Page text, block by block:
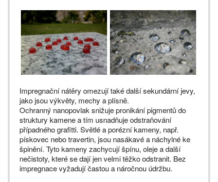
Impregnační nátěry omezují také další sekundární jevy,
jako jsou výkvěty, mechy a plísně.
Ochranný nanopovlak snižuje pronikání pigmentů do
struktury kamene a tím usnadňuje odstraňování
případného grafitti. Světlé a porézní kameny, např.
pískovec nebo travertin, jsou nasákavé a náchylné ke
špinění. Tyto kameny zachycují špínu, oleje a další
nečistoty, které se dají jen velmi těžko odstranit. Bez
impregnace vyžadují častou a náročnou údržbu.